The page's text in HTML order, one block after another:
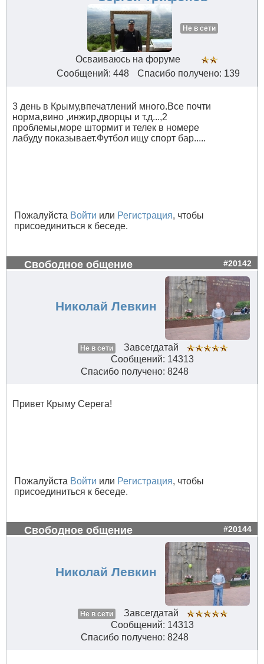
Не в сети
Осваиваюсь на форуме
Сообщений: 448
Спасибо получено: 139
3 день в Крыму,впечатлений много.Все почти
норма,вино ,инжир,дворцы и т.д...,2
проблемы,море штормит и телек в номере
лабуду показывает.Футбол ищу спорт бар.....
Пожалуйста Войти или Регистрация, чтобы
присоединиться к беседе.
Свободное общение #20142
Николай Левкин
Не в сети
Завсегдатай
Сообщений: 14313
Спасибо получено: 8248
Привет Крыму Серега!
Пожалуйста Войти или Регистрация, чтобы
присоединиться к беседе.
Свободное общение #20144
Николай Левкин
Не в сети
Завсегдатай
Сообщений: 14313
Спасибо получено: 8248